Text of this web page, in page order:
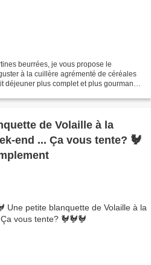
beurrées, je vous propose le
à la cuillère agrémenté de céréales
déjeuner plus complet et plus gourmand.
de Volaille à la
end ... Ça vous tente? 🐓